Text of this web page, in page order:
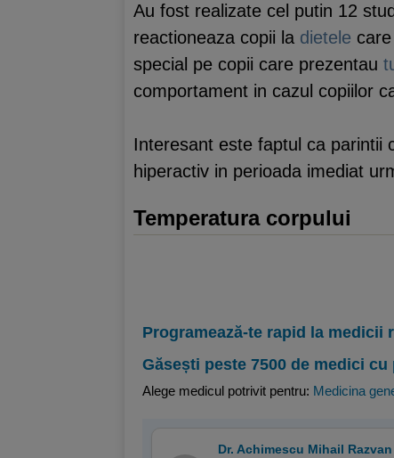
Au fost realizate cel putin 12
reactioneaza copii la dietele
special pe copii care prezentau
comportament in cazul copiilor
Interesant este faptul ca parintii
hiperactiv in perioada imediat
Temperatura corpului
Programează-te rapid la
Găsești peste 7500 de medici
Alege medicul potrivit pentru: Medicina
Dr. Achimescu Mihail Razvan